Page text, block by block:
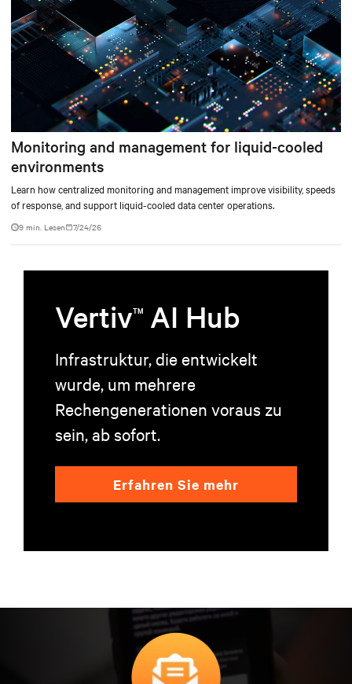
Monitoring and management for liquid-cooled
environments
Learn how centralized monitoring and management improve visibility, speeds
of response, and support liquid-cooled data center operations.
9 min. Lesen 7/24/26
VertivTM AI Hub
Infrastruktur, die entwickelt
wurde, um mehrere
Rechengenerationen voraus zu
sein, ab sofort.
Erfahren Sie mehr